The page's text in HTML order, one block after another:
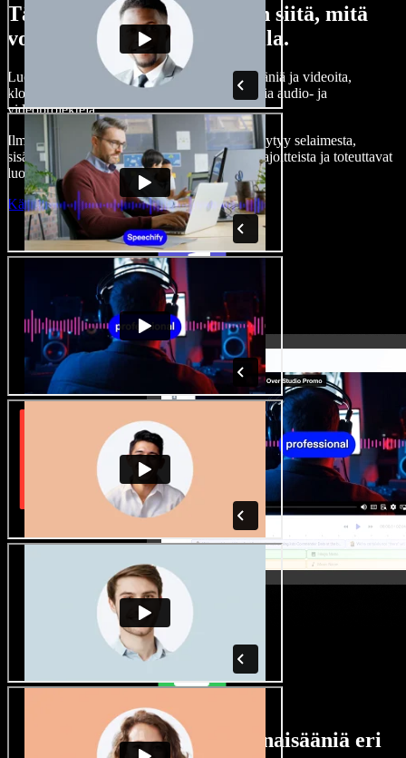
Tässä vain pieni maistiainen siitä, mitä
voit tehdä Speechify Studiolla.
Luo kertojaääniä, lisää rojaltivapaita kuvia, ääniä ja videoita,
kloonaa äänesi — ja tee täydellisiä, vaikuttavia audio- ja
videoprojekteja.
Ilman jyrkkää oppimiskäyrää ja kun kaikki löytyy selaimesta,
sisällöntuottajat pääsevät eroon perinteisistä rajoitteista ja toteuttavat
luovat ideansa.
Käynnistä Studio
Laaja valikoima mies- ja naisääniä eri